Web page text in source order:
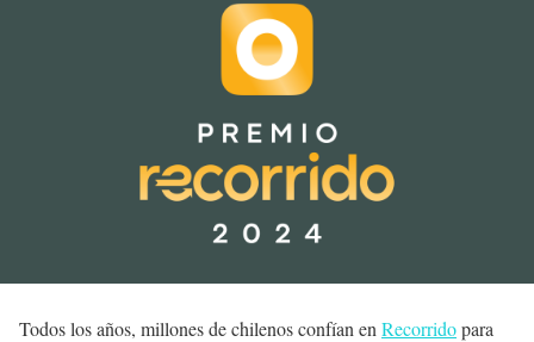
Todos los años, millones de chilenos confían en Recorridopara